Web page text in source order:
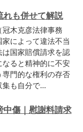
れも併せて解説
木克彦法律事務
によって違法不当
国家賠償請求を認
ると精神的に不安
門的な権利の存否
も自分で...
中傷｜慰謝料請求